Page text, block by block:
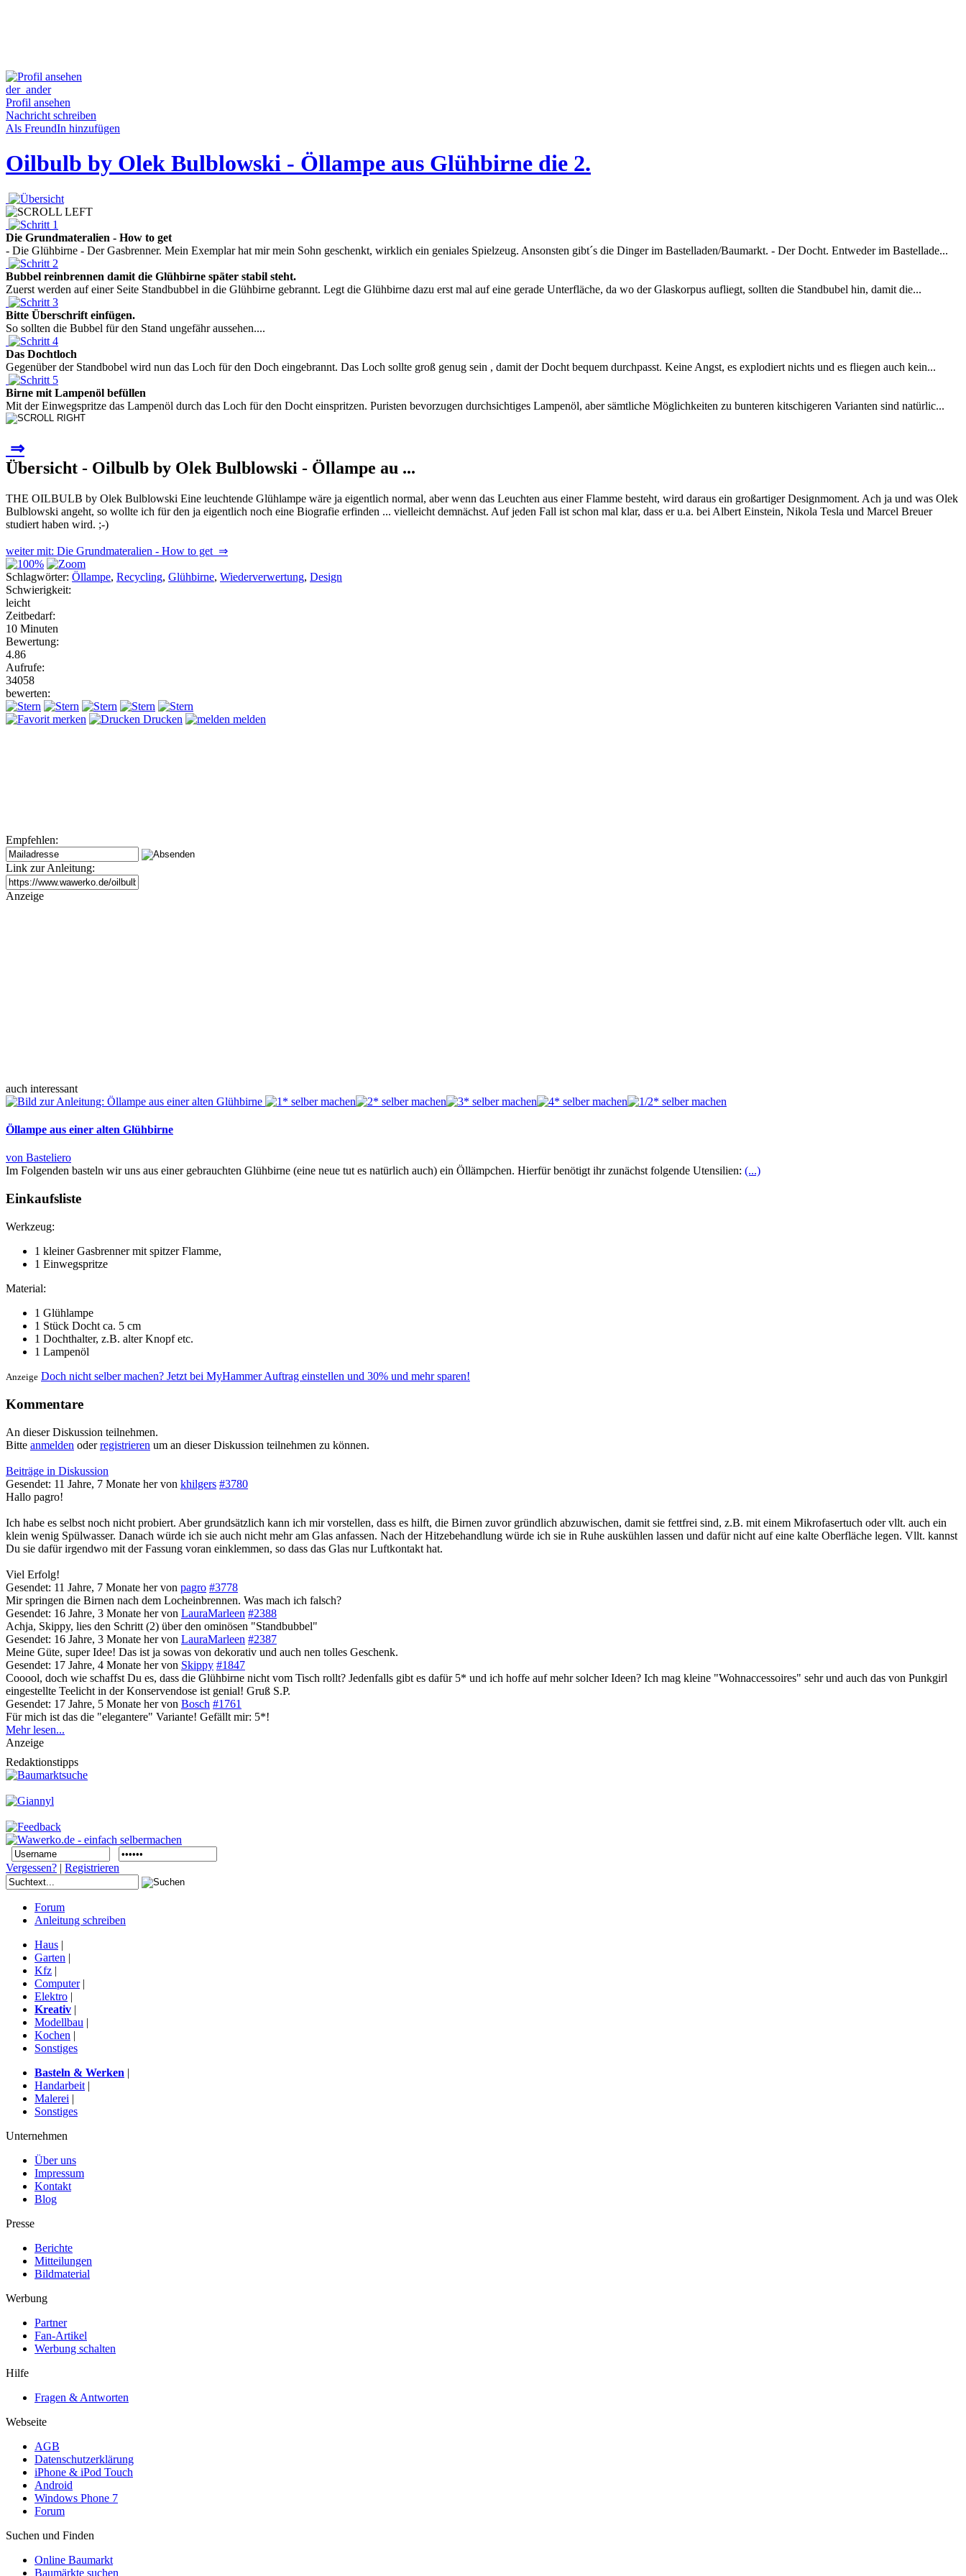
der_ander
Profil ansehen
Nachricht schreiben
Als FreundIn hinzufügen
Oilbulb by Olek Bulblowski - Öllampe aus Glühbirne die 2.
Die Grundmateralien - How to get
- Die Glühbirne - Der Gasbrenner. Mein Exemplar hat mir mein Sohn geschenkt, wirklich ein geniales Spielzeug. Ansonsten gibt´s die Dinger im Bastelladen/Baumarkt. - Der Docht. Entweder im Bastellade...
Bubbel reinbrennen damit die Glühbirne später stabil steht.
Zuerst werden auf einer Seite Standbubbel in die Glühbirne gebrannt. Legt die Glühbirne dazu erst mal auf eine gerade Unterfläche, da wo der Glaskorpus aufliegt, sollten die Standbubel hin, damit die...
Bitte Überschrift einfügen.
So sollten die Bubbel für den Stand ungefähr aussehen....
Das Dochtloch
Gegenüber der Standbobel wird nun das Loch für den Doch eingebrannt. Das Loch sollte groß genug sein , damit der Docht bequem durchpasst. Keine Angst, es explodiert nichts und es fliegen auch kein...
Birne mit Lampenöl befüllen
Mit der Einwegspritze das Lampenöl durch das Loch für den Docht einspritzen. Puristen bevorzugen durchsichtiges Lampenöl, aber sämtliche Möglichkeiten zu bunteren kitschigeren Varianten sind natürlic...
⇒
Übersicht - Oilbulb by Olek Bulblowski - Öllampe au ...
THE OILBULB by Olek Bulblowski Eine leuchtende Glühlampe wäre ja eigentlich normal, aber wenn das Leuchten aus einer Flamme besteht, wird daraus ein großartiger Designmoment. Ach ja und was Olek
Bulblowski angeht, so wollte ich für den ja eigentlich noch eine Biografie erfinden ... vielleicht demnächst. Auf jeden Fall ist schon mal klar, dass er u.a. bei Albert Einstein, Nikola Tesla und Marcel Breuer
studiert haben wird. ;-)
weiter mit: Die Grundmateralien - How to get ⇒
Schlagwörter: Öllampe, Recycling, Glühbirne, Wiederverwertung, Design
Schwierigkeit:
leicht
Zeitbedarf:
10 Minuten
Bewertung:
4.86
Aufrufe:
34058
bewerten:
merken Drucken melden
Empfehlen:
Link zur Anleitung:
Anzeige
auch interessant
Öllampe aus einer alten Glühbirne
von Basteliero
Im Folgenden basteln wir uns aus einer gebrauchten Glühbirne (eine neue tut es natürlich auch) ein Öllämpchen. Hierfür benötigt ihr zunächst folgende Utensilien: (...)
Einkaufsliste
Werkzeug:
1 kleiner Gasbrenner mit spitzer Flamme,
1 Einwegspritze
Material:
1 Glühlampe
1 Stück Docht ca. 5 cm
1 Dochthalter, z.B. alter Knopf etc.
1 Lampenöl
Anzeige Doch nicht selber machen? Jetzt bei MyHammer Auftrag einstellen und 30% und mehr sparen!
Kommentare
An dieser Diskussion teilnehmen.
Bitte anmelden oderregistrieren um an dieser Diskussion teilnehmen zu können.
Beiträge in Diskussion
Gesendet: 11 Jahre, 7 Monate hervon khilgers #3780
Hallo pagro!
Ich habe es selbst noch nicht probiert. Aber grundsätzlich kann ich mir vorstellen, dass es hilft, die Birnen zuvor gründlich abzuwischen, damit sie fettfrei sind, z.B. mit einem Mikrofasertuch oder vllt. auch ein
klein wenig Spülwasser. Danach würde ich sie auch nicht mehr am Glas anfassen. Nach der Hitzebehandlung würde ich sie in Ruhe auskühlen lassen und dafür nicht auf eine kalte Oberfläche legen. Vllt. kannst
Du sie dafür irgendwo mit der Fassung voran einklemmen, so dass das Glas nur Luftkontakt hat.
Viel Erfolg!
Gesendet: 11 Jahre, 7 Monate hervon pagro #3778
Mir springen die Birnen nach dem Locheinbrennen. Was mach ich falsch?
Gesendet: 16 Jahre, 3 Monate hervon LauraMarleen #2388
Achja, Skippy, lies den Schritt (2) über den ominösen "Standbubbel"
Gesendet: 16 Jahre, 3 Monate hervon LauraMarleen #2387
Meine Güte, super Idee! Das ist ja sowas von dekorativ und auch nen tolles Geschenk.
Gesendet: 17 Jahre, 4 Monate hervon Skippy #1847
Cooool, doch wie schaffst Du es, dass die Glühbirne nicht vom Tisch rollt? Jedenfalls gibt es dafür 5* und ich hoffe auf mehr solcher Ideen? Ich mag kleine "Wohnaccessoires" sehr und auch das von Punkgirl
eingestellte Teelicht in der Konservendose ist genial! Gruß S.P.
Gesendet: 17 Jahre, 5 Monate hervon Bosch #1761
Für mich ist das die "elegantere" Variante! Gefällt mir: 5*!
Mehr lesen...
Anzeige
Redaktionstipps
Vergessen? | Registrieren
Forum
Anleitung schreiben
Haus |
Garten |
Kfz |
Computer|
Elektro |
Kreativ |
Modellbau |
Kochen |
Sonstiges
Basteln & Werken |
Handarbeit |
Malerei |
Sonstiges
Unternehmen
Über uns
Impressum
Kontakt
Blog
Presse
Berichte
Mitteilungen
Bildmaterial
Werbung
Partner
Fan-Artikel
Werbung schalten
Hilfe
Fragen & Antworten
Webseite
AGB
Datenschutzerklärung
iPhone & iPod Touch
Android
Windows Phone 7
Forum
Suchen und Finden
Online Baumarkt
Baumärkte suchen